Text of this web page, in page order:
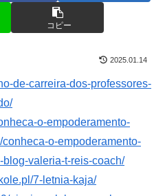
コピー
2025.01.14
de-carreira-dos-professores-
o-empoderamento-
o-empoderamento-
valeria-t-reis-coach/
7-letnia-kaja/